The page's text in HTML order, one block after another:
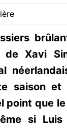
Xavi
saison
point que
si Luis